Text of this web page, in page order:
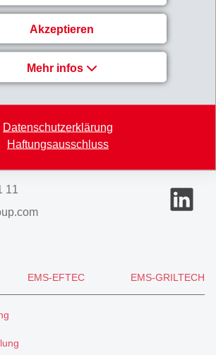
Akzeptieren
Mehr infos
Datenschutzerklärung
Haftungsausschluss
AG
11
EMS-EFTEC EMS-GRILTECH